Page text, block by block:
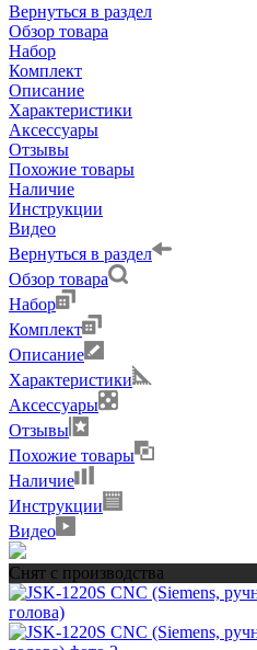
Вернуться в раздел
Обзор товара
Набор
Комплект
Описание
Характеристики
Аксессуары
Отзывы
Похожие товары
Наличие
Инструкции
Видео
Вернуться в раздел
Обзор товара
Набор
Комплект
Описание
Характеристики
Аксессуары
Отзывы
Похожие товары
Наличие
Инструкции
Видео
Снят с производства